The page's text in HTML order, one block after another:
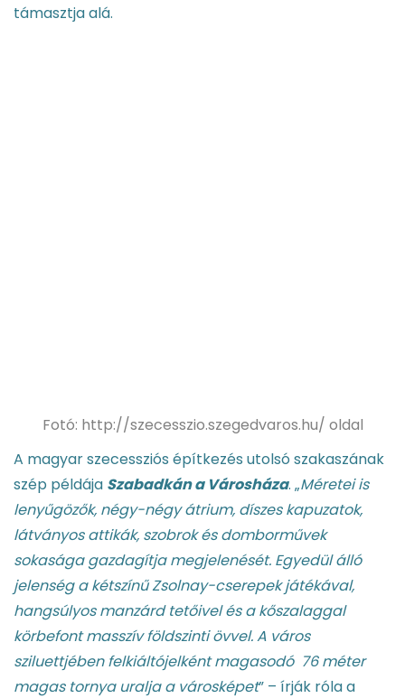
támasztja alá.
Fotó: http://szecesszio.szegedvaros.hu/ oldal
A magyar szecessziós építkezés utolsó szakaszának
szép példája Szabadkán a Városháza. „Méretei is
lenyűgözők, négy-négy átrium, díszes kapuzatok,
látványos attikák, szobrok és domborművek
sokasága gazdagítja megjelenését. Egyedül álló
jelenség a kétszínű Zsolnay-cserepek játékával,
hangsúlyos manzárd tetőivel és a kőszalaggal
körbefont masszív földszinti övvel. A város
sziluettjében felkiáltójelként magasodó 76 méter
magas tornya uralja a városképet” – írják róla a